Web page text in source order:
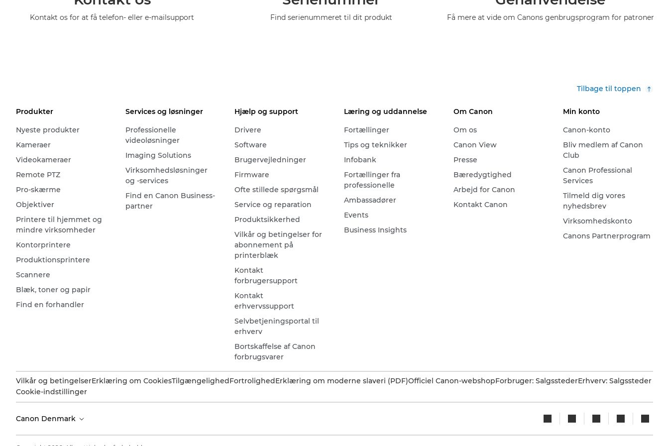
Kontakt os for at få telefon- eller e-mailsupport Find serienummeret til dit produkt Få mere at vide om Canons genbrugsprogram for patroner
Tilbage til toppen
Produkter
Nyeste produkter
Kameraer
Videokameraer
Remote PTZ
Pro-skærme
Objektiver
Printere til hjemmet og
mindre virksomheder
Kontorprintere
Produktionsprintere
Scannere
Blæk, toner og papir
Find en forhandler
Services og løsninger
Professionelle
videoløsninger
Imaging Solutions
Virksomhedsløsninger
og -services
Find en Canon Business-
partner
Hjælp og support
Drivere
Software
Brugervejledninger
Firmware
Ofte stillede spørgsmål
Service og reparation
Produktsikkerhed
Vilkår og betingelser for
abonnement på
printerblæk
Kontakt
forbrugersupport
Kontakt
erhvervssupport
Selvbetjeningsportal til
erhverv
Bortskaffelse af Canon
forbrugsvarer
Læring og uddannelse
Fortællinger
Tips og teknikker
Infobank
Fortællinger fra
professionelle
Ambassadører
Events
Business Insights
Om Canon
Om os
Canon View
Presse
Bæredygtighed
Arbejd for Canon
Kontakt Canon
Min konto
Canon-konto
Bliv medlem af Canon
Club
Canon Professional
Services
Tilmeld dig vores
nyhedsbrev
Virksomhedskonto
Canons Partnerprogram
Vilkår og betingelserErklæring om CookiesTilgængelighed Fortrolighed Erklæring om moderne slaveri (PDF)Officiel Canon-webshopForbruger: SalgsstederErhverv: Salgssteder
Cookie-indstillinger
Canon Denmark